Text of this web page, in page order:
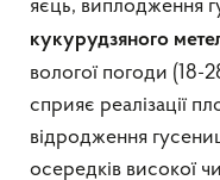
яєць, виплодження
кукурудзяного
вологої погоди (18-
сприяє реалізації
відродження
осередків високої